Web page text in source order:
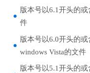
版本号以6.1开头的
件
版本号以6.0开头的
windows Vista的文件
版本号以5.1开头的